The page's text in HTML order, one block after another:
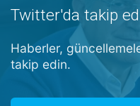
Twitter'da takip
Haberler,
takip edin.